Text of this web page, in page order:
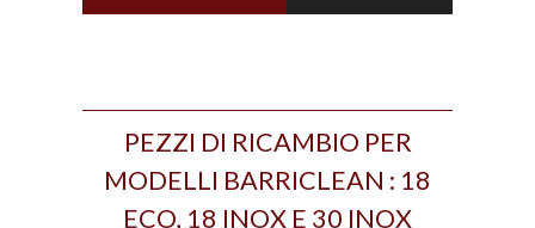
PEZZI DI RICAMBIO PER
MODELLI BARRICLEAN : 18
ECO, 18 INOX E 30 INOX